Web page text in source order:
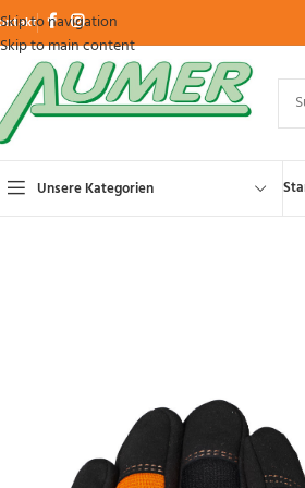
Skip to navigation
Skip to main content
Unsere Kategorien